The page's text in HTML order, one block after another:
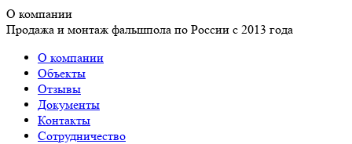
О компании
Продажа и монтаж фальшпола по России с 2013 года
О компании
Объекты
Отзывы
Документы
Контакты
Сотрудничество